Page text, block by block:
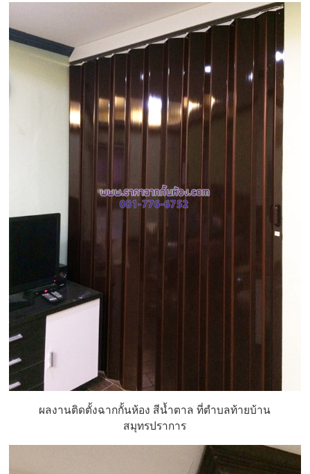
ผลงานติดตั้งฉากกั้นห้อง สีน้ำตาล ที่ตำบลท้ายบ้าน
สมุทรปราการ